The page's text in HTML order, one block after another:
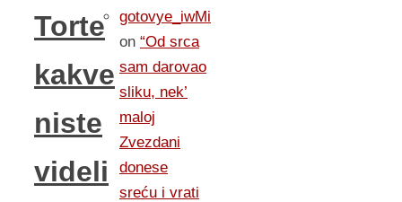
Torte
kakve
niste
videli
gotovye_iwMi
on “Od srca
sam darovao
sliku, nek’
maloj
Zvezdani
donese
sreću i vrati